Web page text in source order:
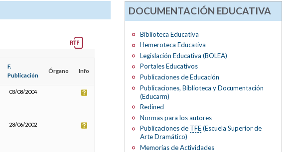
F.
Publicación
Órgano Info
03/08/2004
28/06/2002
DOCUMENTACIÓN EDUCATIVA
Biblioteca Educativa
Hemeroteca Educativa
Legislación Educativa (BOLEA)
Portales Educativos
Publicaciones de Educación
Publicaciones, Biblioteca y Documentación
(Educarm)
Redined
Normas para los autores
Publicaciones de TFE(Escuela Superior de
Arte Dramático)
Memorias de Actividades